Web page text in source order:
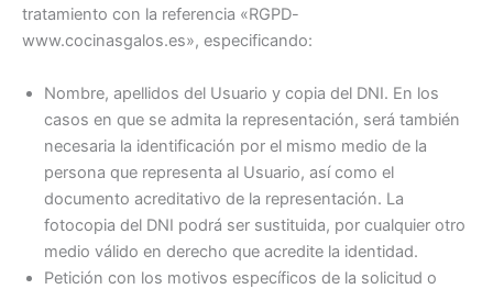
tratamiento con la referencia «RGPD-
www.cocinasgalos.es», especificando:
Nombre, apellidos del Usuario y copia del DNI. En los
casos en que se admita la representación, será también
necesaria la identificación por el mismo medio de la
persona que representa al Usuario, así como el
documento acreditativo de la representación. La
fotocopia del DNI podrá ser sustituida, por cualquier otro
medio válido en derecho que acredite la identidad.
Petición con los motivos específicos de la solicitud o